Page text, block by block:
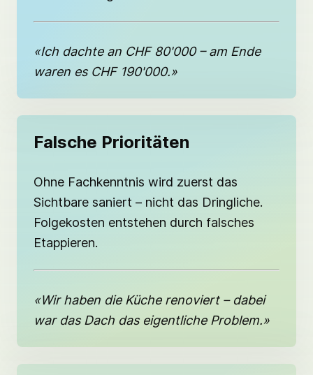
«Ich dachte an CHF 80'000 – am Ende
waren es CHF 190'000.»
Falsche Prioritäten
Ohne Fachkenntnis wird zuerst das
Sichtbare saniert – nicht das Dringliche.
Folgekosten entstehen durch falsches
Etappieren.
«Wir haben die Küche renoviert – dabei
war das Dach das eigentliche Problem.»